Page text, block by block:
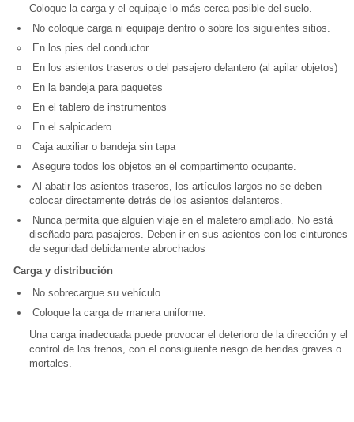
Coloque la carga y el equipaje lo más cerca posible del suelo.
No coloque carga ni equipaje dentro o sobre los siguientes sitios.
En los pies del conductor
En los asientos traseros o del pasajero delantero (al apilar objetos)
En la bandeja para paquetes
En el tablero de instrumentos
En el salpicadero
Caja auxiliar o bandeja sin tapa
Asegure todos los objetos en el compartimento ocupante.
Al abatir los asientos traseros, los artículos largos no se deben
colocar directamente detrás de los asientos delanteros.
Nunca permita que alguien viaje en el maletero ampliado. No está
diseñado para pasajeros. Deben ir en sus asientos con los cinturones
de seguridad debidamente abrochados
Carga y distribución
No sobrecargue su vehículo.
Coloque la carga de manera uniforme.
Una carga inadecuada puede provocar el deterioro de la dirección y el
control de los frenos, con el consiguiente riesgo de heridas graves o
mortales.